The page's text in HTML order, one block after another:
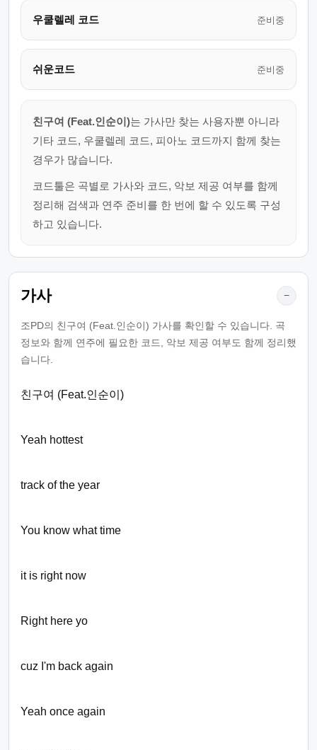
우쿨렐레 코드 준비중
쉬운코드 준비중
친구여 (Feat.인순이)는 가사만 찾는 사용자뿐 아니라
기타 코드, 우쿨렐레 코드, 피아노 코드까지 함께 찾는
경우가 많습니다.
코드툴은 곡별로 가사와 코드, 악보 제공 여부를 함께
정리해 검색과 연주 준비를 한 번에 할 수 있도록 구성
하고 있습니다.
가사 −
조PD의 친구여 (Feat.인순이) 가사를 확인할 수 있습니다. 곡
정보와 함께 연주에 필요한 코드, 악보 제공 여부도 함께 정리했
습니다.
친구여 (Feat.인순이)
Yeah hottest
track of the year
You know what time
it is right now
Right here yo
cuz I'm back again
Yeah once again